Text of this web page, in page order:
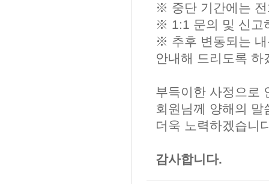
※ 중단 기간에는
※ 1:1 문의 및 신고
※ 추후 변동되는
안내해 드리도록 하
부득이한 사정으로
회원님께 양해의
더욱 노력하겠습니
감사합니다.